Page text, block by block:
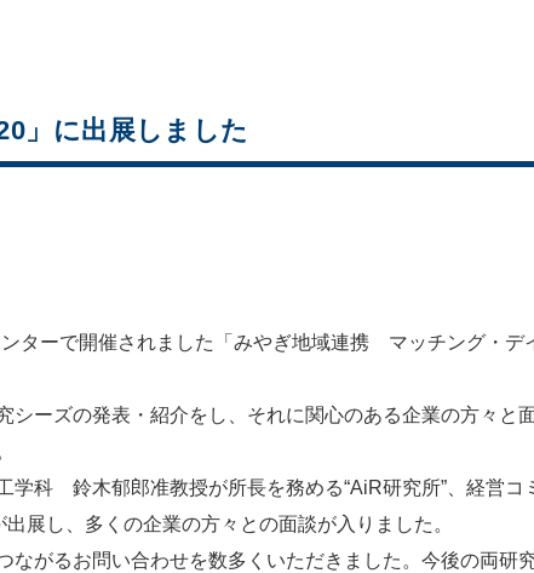
」に出展しました
ターで開催されました「みやぎ地域連携 マッチング・デ
ーズの発表・紹介をし、それに関心のある企業の方々と
科 鈴木郁郎准教授が所長を務める“AiR研究所”、経営コ
展し、多くの企業の方々との面談が入りました。
がるお問い合わせを数多くいただきました。今後の両研